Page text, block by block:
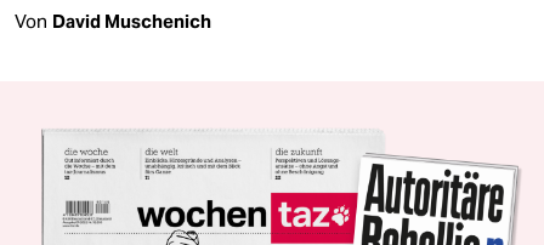
Von David Muschenich